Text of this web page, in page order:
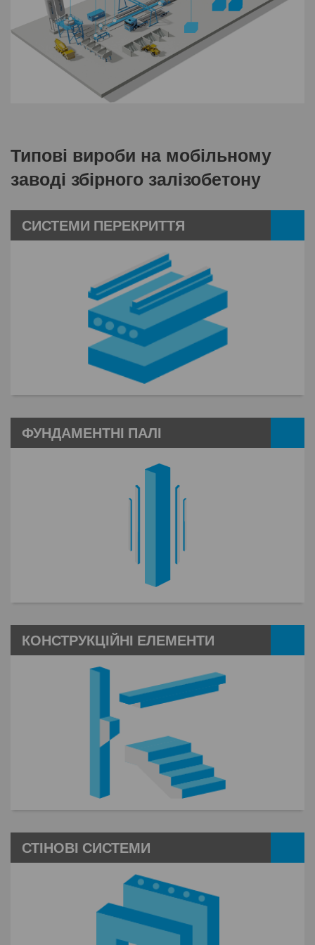
Типові вироби на мобільному
заводі збірного залізобетону
СИСТЕМИ ПЕРЕКРИТТЯ
ФУНДАМЕНТНІ ПАЛІ
КОНСТРУКЦІЙНІ ЕЛЕМЕНТИ
СТІНОВІ СИСТЕМИ